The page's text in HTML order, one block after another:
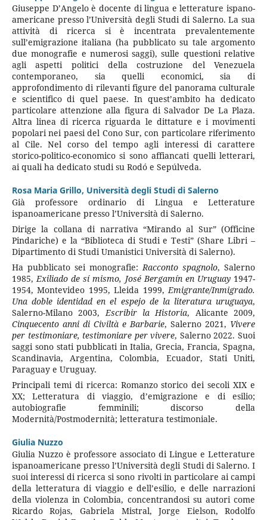
Giuseppe D’Angelo è docente di lingua e letterature ispano-
americane presso l’Università degli Studi di Salerno. La sua
attività di ricerca si è incentrata prevalentemente
sull’emigrazione italiana (ha pubblicato su tale argomento
due monografie e numerosi saggi), sulle questioni relative
agli aspetti politici della costruzione del Venezuela
contemporaneo, sia quelli economici, sia di
approfondimento di rilevanti figure del panorama culturale
e scientifico di quel paese. In quest’ambito ha dedicato
particolare attenzione alla figura di Salvador De La Plaza.
Altra linea di ricerca riguarda le dittature e i movimenti
popolari nei paesi del Cono Sur, con particolare riferimento
al Cile. Nel corso del tempo agli interessi di carattere
storico-politico-economico si sono affiancati quelli letterari,
ai quali ha dedicato studi su Rodó e Sepúlveda.
Rosa Maria Grillo, Università degli Studi di Salerno
Già professore ordinario di Lingua e Letterature
ispanoamericane presso l’Università di Salerno.
Dirige la collana di narrativa “Mirando al Sur” (Officine
Pindariche) e la “Biblioteca di Studi e Testi” (Share Libri –
Dipartimento di Studi Umanistici Università di Salerno).
Ha pubblicato sei monografie:Racconto spagnolo, Salerno
1985,Exiliado de sí mismo, José Bergamín en Uruguay1947-
1954, Montevideo 1995, Lleida 1999,Emigrante/Inmigrado.
Una doble identidad en el espejo de la literatura uruguaya,
Salerno-Milano 2003,Escribir la Historia, Alicante 2009,
Cinquecento anni di Civiltà e Barbarie, Salerno 2021, Vivere
per testimoniare, testimoniare per vivere, Salerno 2022. Suoi
saggi sono stati pubblicati in Italia, Grecia, Francia, Spagna,
Scandinavia, Argentina, Colombia, Ecuador, Stati Uniti,
Paraguay e Uruguay.
Principali temi di ricerca: Romanzo storico dei secoli XIX e
XX; Letteratura di viaggio, d’emigrazione e di esilio;
autobiografie femminili; discorso della
Modernità/Postmodernità; letteratura testimoniale.
Giulia Nuzzo
Giulia Nuzzo è professore associato di Lingue e Letterature
ispanoamericane presso l’Università degli Studi di Salerno. I
suoi interessi di ricerca si sono rivolti in particolare ai campi
della letteratura di viaggio e dell’esilio, e delle narrazioni
della violenza in Colombia, concentrandosi su autori come
Ricardo Rojas, Gabriela Mistral, Jorge Eielson, Rodolfo